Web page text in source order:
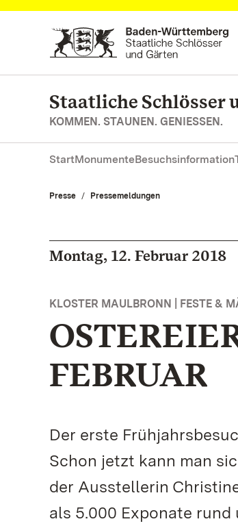
Zum Hauptinhalt springen
Staatliche Schlösser
KOMMEN. STAUNEN. GENIESSEN.
StartMonumenteBesuchsinformation
Presse Pressemeldungen
Montag, 12. Februar 2018
KLOSTER MAULBRONN | FESTE &
FEBRUAR
Der erste
Schon jetzt kann man
der Ausstellerin
als 5.000 Exponate rund